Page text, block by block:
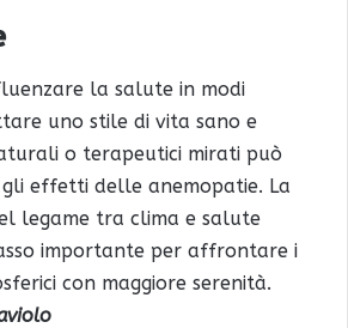
la salute in modi
uno stile di vita sano e
o terapeutici mirati può
effetti delle anemopatie. La
legame tra clima e salute
importante per affrontare i
con maggiore serenità.